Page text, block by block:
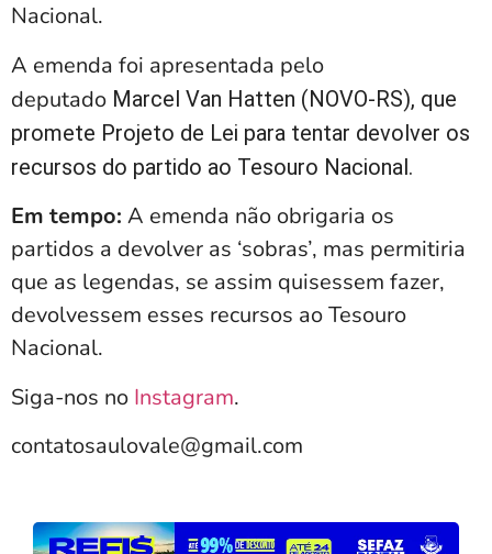
Nacional.
A emenda foi apresentada pelo
deputado Marcel Van Hatten (NOVO-RS), que
promete Projeto de Lei para tentar devolver os
recursos do partido ao Tesouro Nacional.
Em tempo: A emenda não obrigaria os
partidos a devolver as ‘sobras’, mas permitiria
que as legendas, se assim quisessem fazer,
devolvessem esses recursos ao Tesouro
Nacional.
Siga-nos no Instagram.
contatosaulovale@gmail.com